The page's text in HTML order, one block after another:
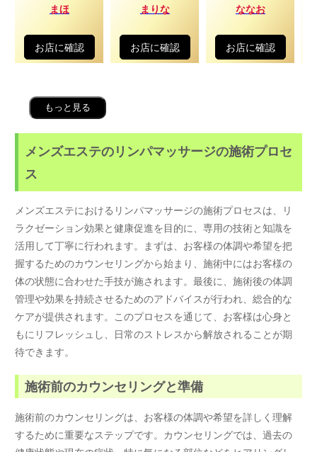
まほ
お店に確認
まりな
お店に確認
ななお
お店に確認
もっと見る
メンズエステのリンパマッサージの施術プロセ
ス
メンズエステにおけるリンパマッサージの施術プロセスは、リ
ラクゼーション効果と健康促進を目的に、専用の技術と知識を
活用して丁寧に行われます。まずは、お客様の体調や希望を把
握するためのカウンセリングから始まり、施術中にはお客様の
体の状態に合わせた手技が施されます。最後に、施術後の体調
管理や効果を持続させるためのアドバイスが行われ、総合的な
ケアが提供されます。このプロセスを通じて、お客様は心身と
もにリフレッシュし、日常のストレスから解放されることが期
待できます。
施術前のカウンセリングと準備
施術前のカウンセリングは、お客様の体調や希望を詳しく理解
するために重要なステップです。カウンセリングでは、過去の